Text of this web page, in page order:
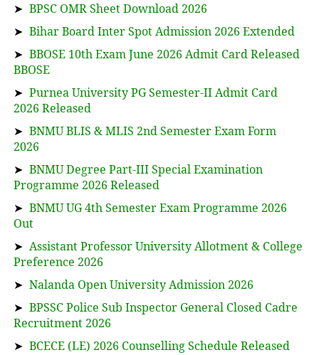
➤ BPSC OMR Sheet Download 2026
➤ Bihar Board Inter Spot Admission 2026 Extended
➤ BBOSE 10th Exam June 2026 Admit Card Released
BBOSE
➤ Purnea University PG Semester-II Admit Card
2026 Released
➤ BNMU BLIS & MLIS 2nd Semester Exam Form
2026
➤ BNMU Degree Part-III Special Examination
Programme 2026 Released
➤ BNMU UG 4th Semester Exam Programme 2026
Out
➤ Assistant Professor University Allotment & College
Preference 2026
➤ Nalanda Open University Admission 2026
➤ BPSSC Police Sub Inspector General Closed Cadre
Recruitment 2026
➤ BCECE (LE) 2026 Counselling Schedule Released